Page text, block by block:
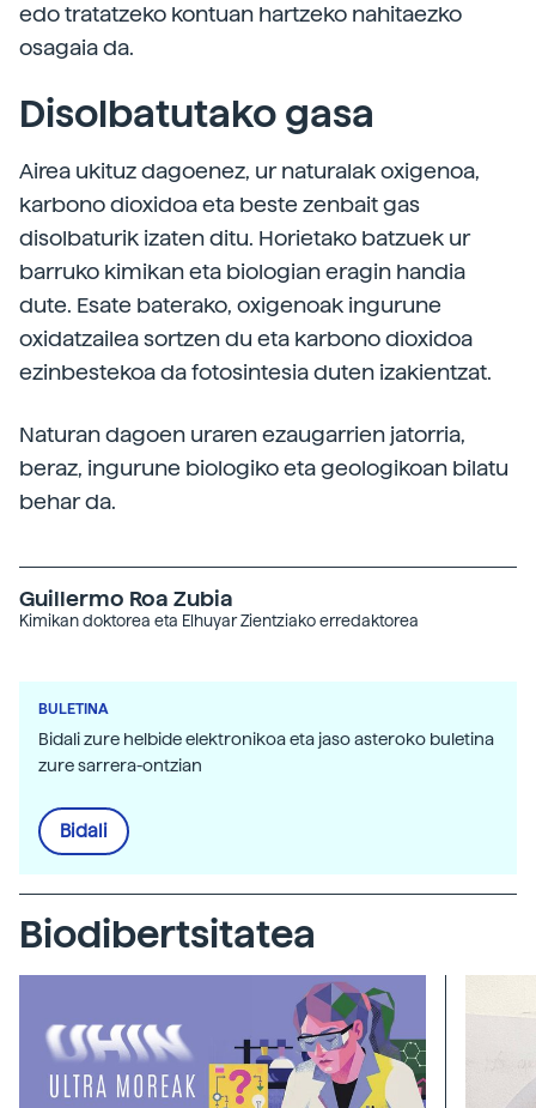
edo tratatzeko kontuan hartzeko nahitaezko
osagaia da.
Disolbatutako gasa
Airea ukituz dagoenez, ur naturalak oxigenoa,
karbono dioxidoa eta beste zenbait gas
disolbaturik izaten ditu. Horietako batzuek ur
barruko kimikan eta biologian eragin handia
dute. Esate baterako, oxigenoak ingurune
oxidatzailea sortzen du eta karbono dioxidoa
ezinbestekoa da fotosintesia duten izakientzat.
Naturan dagoen uraren ezaugarrien jatorria,
beraz, ingurune biologiko eta geologikoan bilatu
behar da.
Guillermo Roa Zubia
Kimikan doktorea eta Elhuyar Zientziako erredaktorea
BULETINA
Bidali zure helbide elektronikoa eta jaso asteroko buletina
zure sarrera-ontzian
Bidali
Biodibertsitatea